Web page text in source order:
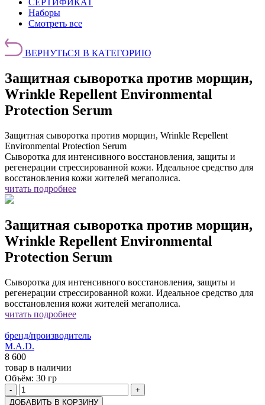
СЕРТИФИКАТ
Наборы
Смотреть все
ВЕРНУТЬСЯ В КАТЕГОРИЮ
Защитная сыворотка против морщин,
Wrinkle Repellent Environmental
Protection Serum
Защитная сыворотка против морщин, Wrinkle Repellent
Environmental Protection Serum
Сыворотка для интенсивного восстановления, защиты и
регенерации стрессированной кожи. Идеальное средство для
восстановления кожи жителей мегаполиса.
читать подробнее
Защитная сыворотка против морщин,
Wrinkle Repellent Environmental
Protection Serum
Сыворотка для интенсивного восстановления, защиты и
регенерации стрессированной кожи. Идеальное средство для
восстановления кожи жителей мегаполиса.
читать подробнее
бренд/производитель
M.A.D.
8 600
товар в наличии
Объём: 30 гр
-
+
ДОБАВИТЬ В КОРЗИНУ